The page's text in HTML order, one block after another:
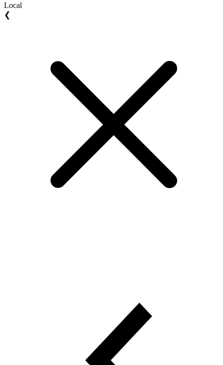
Local
❮